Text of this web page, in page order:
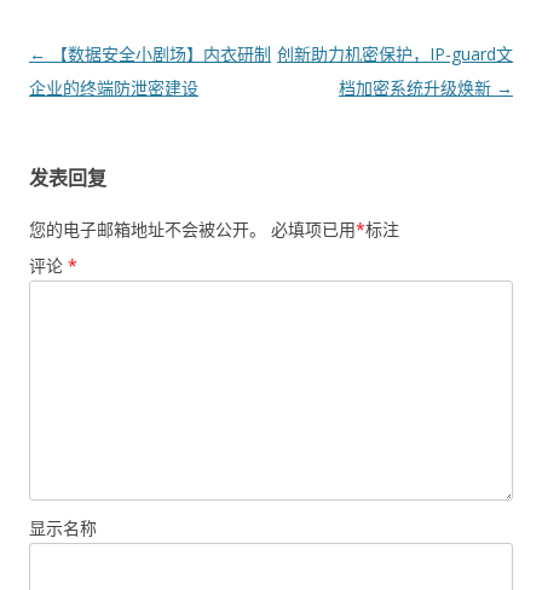
文章导航
←
【数据安全小剧场】内衣研制
企业的终端防泄密建设
创新助力机密保护，IP-guard文
档加密系统升级焕新 →
发表回复
您的电子邮箱地址不会被公开。 必填项已用*标注
评论 *
显示名称